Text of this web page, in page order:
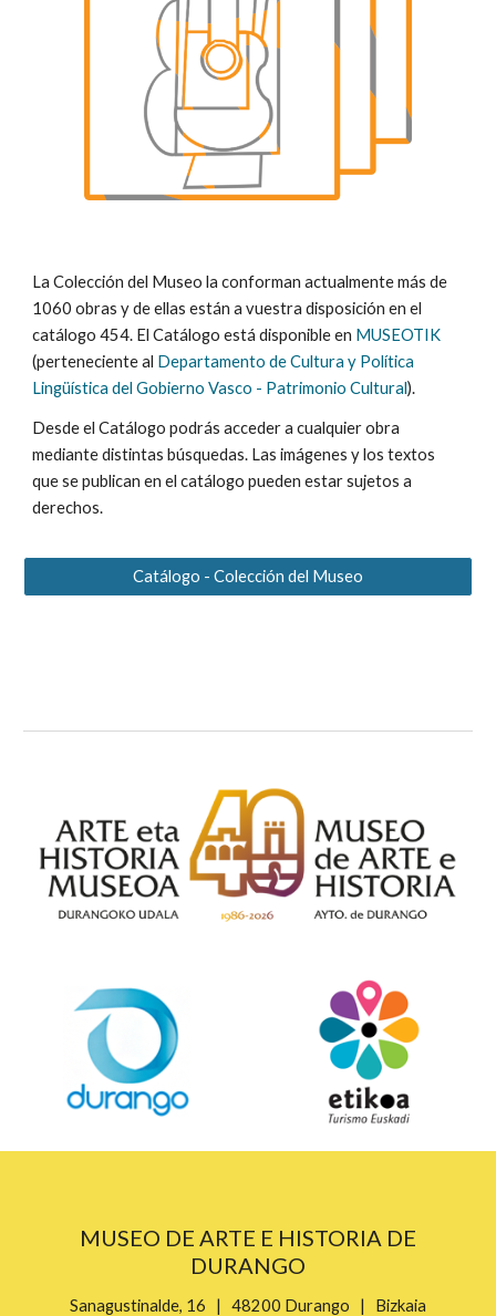
La Colección del Museo la conforman actualmente más de
1060 obras y de ellas están a vuestra disposición en el
catálogo 454. El Catálogo está disponible en MUSEOTIK
(perteneciente al Departamento de Cultura y Política
Lingüística del Gobierno Vasco - Patrimonio Cultural).
Desde el Catálogo podrás acceder a cualquier obra
mediante distintas búsquedas. Las imágenes y los textos
que se publican en el catálogo pueden estar sujetos a
derechos.
Catálogo - Colección del Museo
MUSEO DE ARTE E HISTORIA DE
DURANGO
Sanagustinalde, 16 | 48200 Durango | Bizkaia